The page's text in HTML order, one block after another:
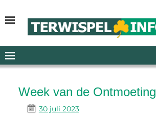
Week van de Ontmoeting
30 juli 2023